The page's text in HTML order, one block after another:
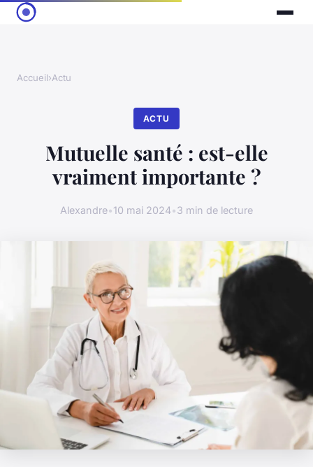
Accueil›Actu
ACTU
Mutuelle santé : est-elle
vraiment importante ?
Alexandre•10 mai 2024•3 min de lecture